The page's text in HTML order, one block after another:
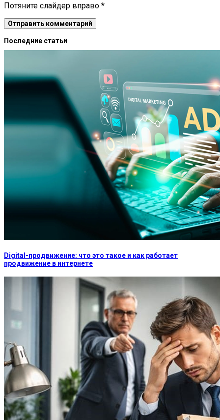
Потяните слайдер вправо *
Последние статьи
Digital-продвижение: что это такое и как работает
продвижение в интернете